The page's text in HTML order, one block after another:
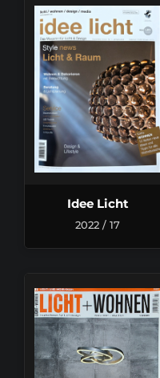
Idee Licht
2022 / 17